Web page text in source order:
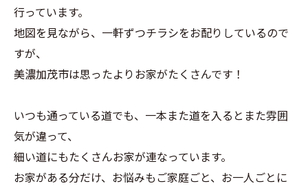
行っています。
地図を見ながら、一軒ずつチラシをお配りしているので
すが、
美濃加茂市は思ったよりお家がたくさんです！
いつも通っている道でも、一本また道を入るとまた雰囲
気が違って、
細い道にもたくさんお家が連なっています。
お家がある分だけ、お悩みもご家庭ごと、お一人ごとに